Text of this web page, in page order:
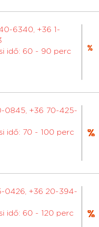
6340, +36 1-
idő: 60 - 90 perc
0845, +36 70-425-
idő: 70 - 100 perc
0426, +36 20-394-
idő: 60 - 120 perc